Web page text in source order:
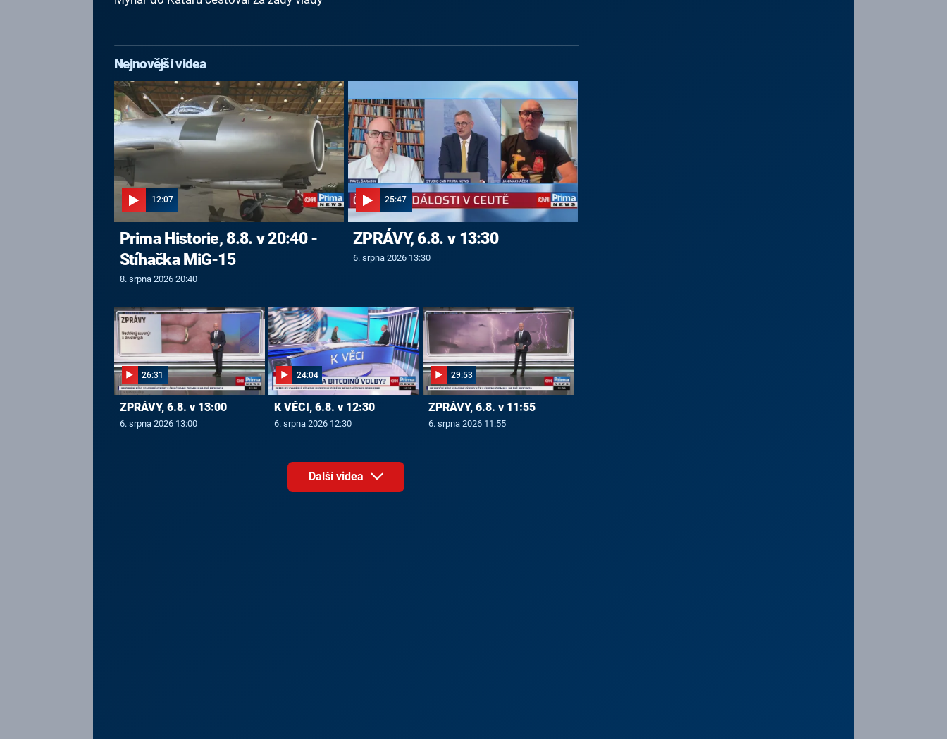
Nejnovější videa
12:07
Prima Historie, 8.8. v 20:40 -
Stíhačka MiG-15
8. srpna 2026 20:40
25:47
ZPRÁVY, 6.8. v 13:30
6. srpna 2026 13:30
26:31
ZPRÁVY, 6.8. v 13:00
6. srpna 2026 13:00
24:04
K VĚCI, 6.8. v 12:30
6. srpna 2026 12:30
29:53
ZPRÁVY, 6.8. v 11:55
6. srpna 2026 11:55
Další videa